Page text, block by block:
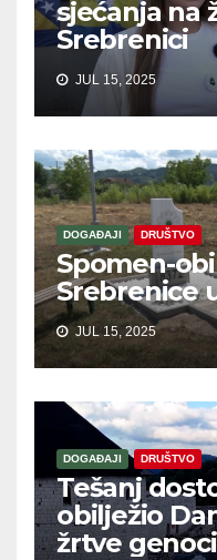
sjećanja na
Srebrenici
JUL 15, 2025
DOGAĐAJI DRUŠTVO
Spomen-
Srebrenice
JUL 15, 2025
DOGAĐAJI DRUŠTVO
Tešanj
obilježio
žrtve